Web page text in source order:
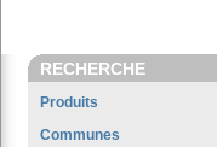
RECHERCHE
Produits
Communes